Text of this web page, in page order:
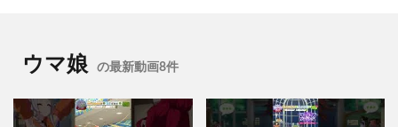
ウマ娘 の最新動画8件